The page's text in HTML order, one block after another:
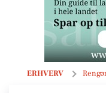
ERHVERV
Dalsgaards